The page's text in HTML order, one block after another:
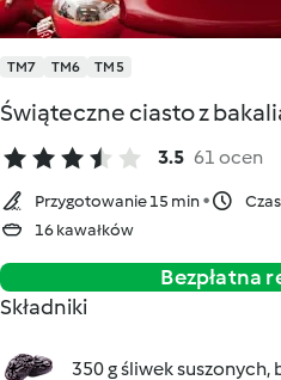
TM7 TM6 TM5
Świąteczne ciasto z
3.5 61 ocen
Przygotowanie 15 min
16 kawałków
Bezpłatna
Składniki
350 g śliwek suszonych,